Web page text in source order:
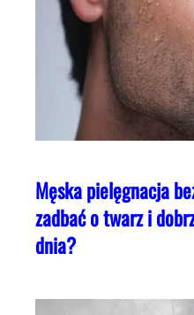
Męska pielęgnacja
zadbać o twarz i
dnia?